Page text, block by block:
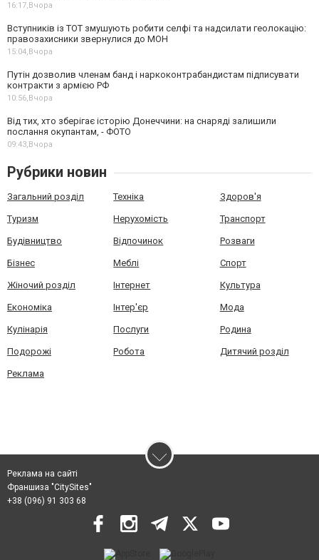
16:17,Вчора
Вступників із ТОТ змушують робити селфі та надсилати геолокацію:
правозахисники звернулися до МОН
15:04,Вчора
Путін дозволив членам банд і наркоконтрабандистам підписувати
контракти з армією РФ
10:56,Вчора
Від тих, хто зберігає історію Донеччини: на снаряді залишили
послання окупантам, - ФОТО
09:43,Вчора
Рубрики новин
Загальний розділ Техніка Здоров'я
Туризм Нерухомість Транспорт
Будівництво Відпочинок Розваги
Бізнес Меблі Спорт
Жіночий розділ Інтернет Культура
Економіка Інтер'єр Мода
Кулінарія Послуги Родина
Подорожі Робота Дитячий розділ
Реклама
Реклама на сайті
Франшиза "CitySites"
+38 (096) 91 303 68